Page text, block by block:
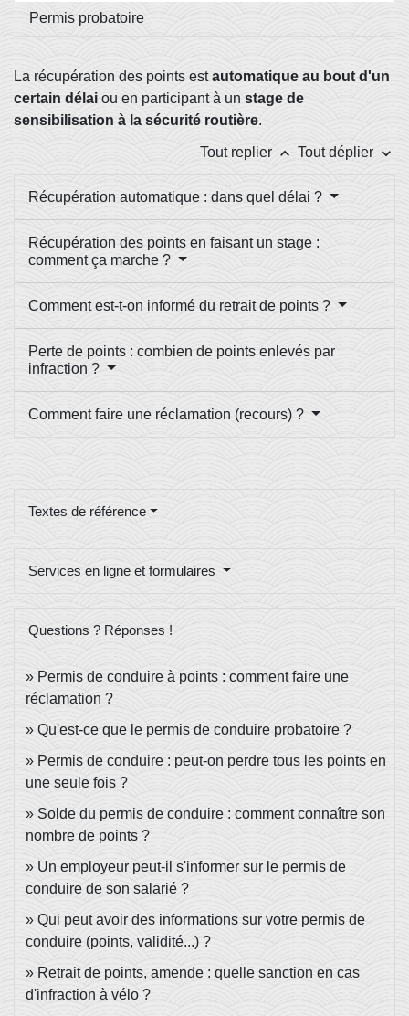
Permis probatoire
La récupération des points estautomatique au bout d'un
certain délai ou en participant à un stage de
sensibilisation à la sécurité routière.
Tout replier keyboard_arrow_up Tout déplier keyboard_arrow_down
Récupération automatique : dans quel délai ?
Récupération des points en faisant un stage :
comment ça marche ?
Comment est-t-on informé du retrait de points ?
Perte de points : combien de points enlevés par
infraction ?
Comment faire une réclamation (recours) ?
Textes de référence
Services en ligne et formulaires
Questions ? Réponses !
Permis de conduire à points : comment faire une
réclamation ?
Qu'est-ce que le permis de conduire probatoire ?
Permis de conduire : peut-on perdre tous les points en
une seule fois ?
Solde du permis de conduire : comment connaître son
nombre de points ?
Un employeur peut-il s'informer sur le permis de
conduire de son salarié ?
Qui peut avoir des informations sur votre permis de
conduire (points, validité...) ?
Retrait de points, amende : quelle sanction en cas
d'infraction à vélo ?